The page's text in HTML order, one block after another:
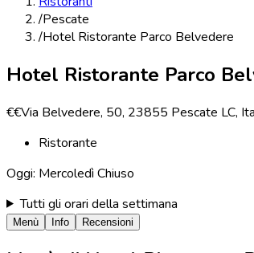
/Pescate
/Hotel Ristorante Parco Belvedere
Hotel Ristorante Parco
€€Via Belvedere, 50, 23855 Pescate LC,
Ristorante
Oggi: Mercoledì Chiuso
Tutti gli orari della settimana
Menù Info Recensioni